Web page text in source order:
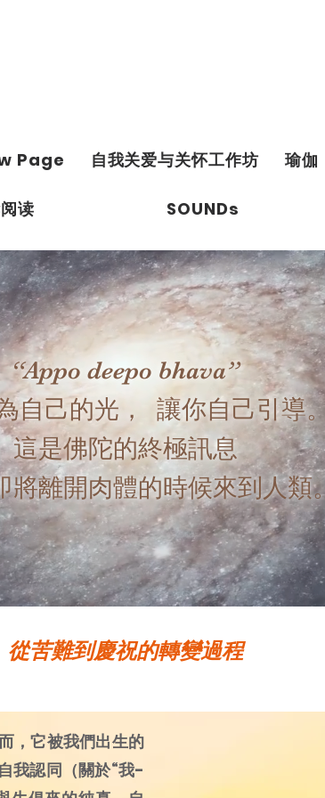
Page 自我关爱与关怀工作坊 瑜伽
读 SOUNDs
“Appo deepo bhava”
自己的光，
讓你自己引導
這是佛陀的終極訊息
將離開肉體的時候來到人類
從苦難到慶祝的轉變過程
，它被我們出生的
我認同（關於“我-